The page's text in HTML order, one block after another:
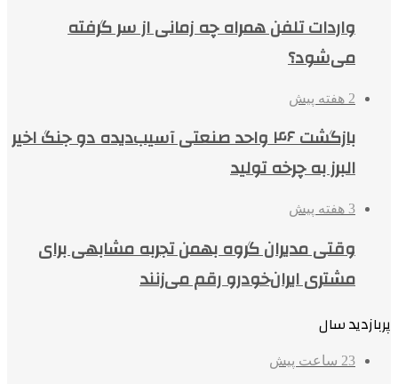
واردات تلفن همراه چه زمانی از سر گرفته
می‌شود؟
2 هفته پیش
بازگشت ۴۶ واحد صنعتی آسیب‌دیده دو جنگ اخیر
البرز به چرخه تولید
3 هفته پیش
وقتی مدیران گروه بهمن تجربه مشابهی برای
مشتری ایران‌خودرو رقم می‌زنند
پربازدید سال
23 ساعت پیش